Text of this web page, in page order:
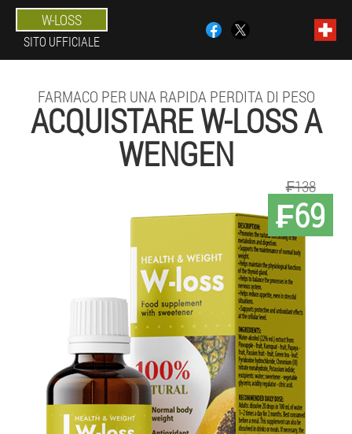
W-LOSS
SITO UFFICIALE
FARMACO PER UNA RAPIDA PERDITA DI PESO
ACQUISTARE W-LOSS A
WENGEN
₣69
₣138